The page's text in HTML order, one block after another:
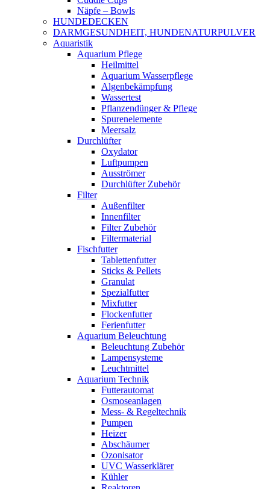
Näpfe – Bowls
HUNDEDECKEN
DARMGESUNDHEIT, HUNDENATURPULVER
Aquaristik
Aquarium Pflege
Heilmittel
Aquarium Wasserpflege
Algenbekämpfung
Wassertest
Pflanzendünger & Pflege
Spurenelemente
Meersalz
Durchlüfter
Oxydator
Luftpumpen
Ausströmer
Durchlüfter Zubehör
Filter
Außenfilter
Innenfilter
Filter Zubehör
Filtermaterial
Fischfutter
Tablettenfutter
Sticks & Pellets
Granulat
Spezialfutter
Mixfutter
Flockenfutter
Ferienfutter
Aquarium Beleuchtung
Beleuchtung Zubehör
Lampensysteme
Leuchtmittel
Aquarium Technik
Futterautomat
Osmoseanlagen
Mess- & Regeltechnik
Pumpen
Heizer
Abschäumer
Ozonisator
UVC Wasserklärer
Kühler